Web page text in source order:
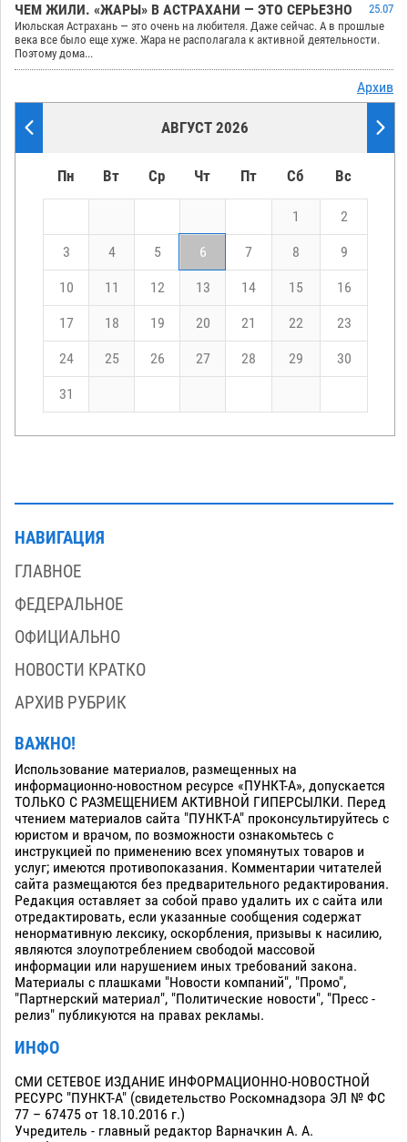
ЧЕМ ЖИЛИ. «ЖАРЫ» В АСТРАХАНИ — ЭТО СЕРЬЕЗНО
25.07
Июльская Астрахань — это очень на любителя. Даже сейчас. А в прошлые
века все было еще хуже. Жара не располагала к активной деятельности.
Поэтому дома...
Архив
АВГУСТ 2026
Пн Вт Ср Чт Пт Сб Вс
1 2
3 4 5 6 7 8 9
10 11 12 13 14 15 16
17 18 19 20 21 22 23
24 25 26 27 28 29 30
31
НАВИГАЦИЯ
ГЛАВНОЕ
ФЕДЕРАЛЬНОЕ
ОФИЦИАЛЬНО
НОВОСТИ КРАТКО
АРХИВ РУБРИК
ВАЖНО!
Использование материалов, размещенных на
информационно-новостном ресурсе «ПУНКТ-А», допускается
ТОЛЬКО С РАЗМЕЩЕНИЕМ АКТИВНОЙ ГИПЕРСЫЛКИ. Перед
чтением материалов сайта "ПУНКТ-А" проконсультируйтесь с
юристом и врачом, по возможности ознакомьтесь с
инструкцией по применению всех упомянутых товаров и
услуг; имеются противопоказания. Комментарии читателей
сайта размещаются без предварительного редактирования.
Редакция оставляет за собой право удалить их с сайта или
отредактировать, если указанные сообщения содержат
ненормативную лексику, оскорбления, призывы к насилию,
являются злоупотреблением свободой массовой
информации или нарушением иных требований закона.
Материалы с плашками "Новости компаний", "Промо",
"Партнерский материал", "Политические новости", "Пресс -
релиз" публикуются на правах рекламы.
ИНФО
СМИ СЕТЕВОЕ ИЗДАНИЕ ИНФОРМАЦИОННО-НОВОСТНОЙ
РЕСУРС "ПУНКТ-А" (свидетельство Роскомнадзора ЭЛ № ФС
77 – 67475 от 18.10.2016 г.)
Учредитель - главный редактор Варначкин А. А.